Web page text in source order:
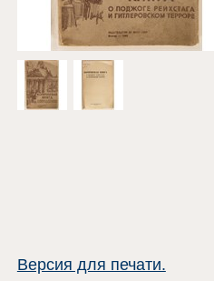
Версия для печати.